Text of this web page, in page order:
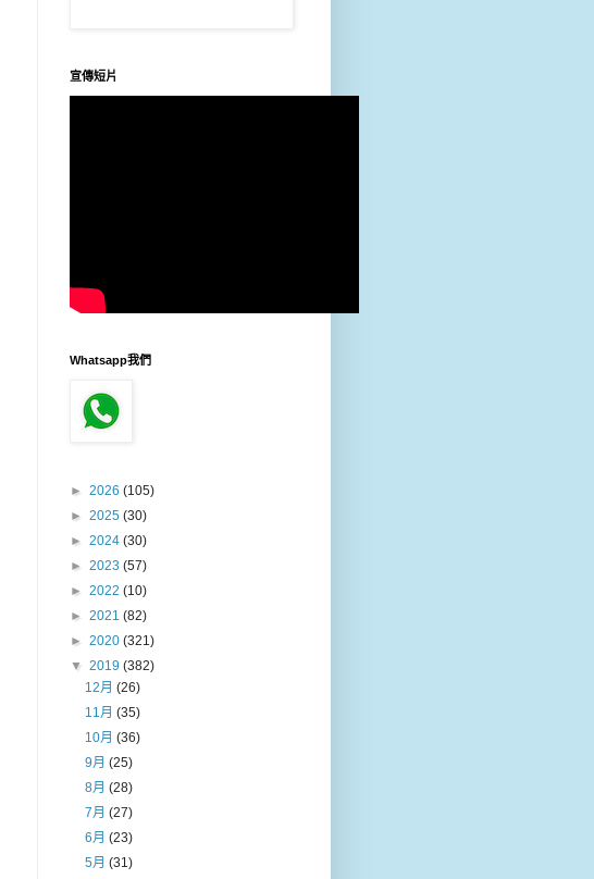
宣傳短片
Whatsapp我們
► 2026 (105)
► 2025 (30)
► 2024 (30)
► 2023 (57)
► 2022 (10)
► 2021 (82)
► 2020 (321)
▼ 2019 (382)
12月(26)
11月(35)
10月(36)
9月(25)
8月(28)
7月(27)
6月(23)
5月(31)